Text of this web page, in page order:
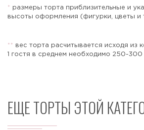
*
размеры торта приблизительные и
высоты оформления (фигурки, цветы и
* *
вес торта расчитывается исходя из
1 гостя в среднем необходимо 250-300
ЕЩЕ ТОРТЫ ЭТОЙ